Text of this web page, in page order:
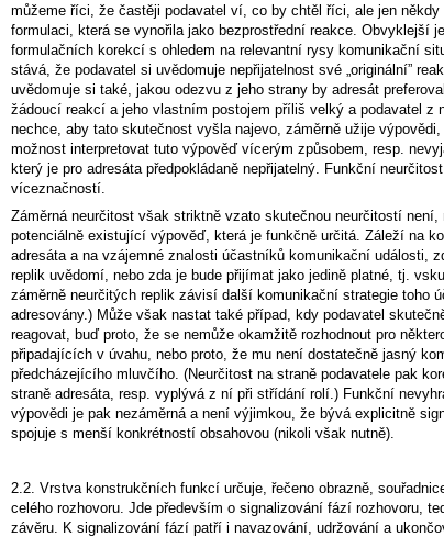
můžeme říci, že častěji podavatel ví, co by chtěl říci, ale jen
formulaci, která se vynořila jako bezprostřední reakce. Obvyklejší
formulačních korekcí s ohledem na relevantní rysy komunikační
stává, že podavatel si uvědomuje nepřijatelnost své „originální”
uvědomuje si také, jakou odezvu z jeho strany by adresát
žádoucí reakcí a jeho vlastním postojem příliš velký a podavatel z
nechce, aby tato skutečnost vyšla najevo, záměrně užije
možnost interpretovat tuto výpověď vícerým způsobem, resp.
který je pro adresáta předpokládaně nepřijatelný. Funkční
víceznačností.
Záměrná neurčitost však striktně vzato skutečnou neurčitostí
potenciálně existující výpověď, která je funkčně určitá. Záleží na
adresáta a na vzájemné znalosti účastníků komunikační události,
replik uvědomí, nebo zda je bude přijímat jako jedině platné, tj.
záměrně neurčitých replik závisí další komunikační strategie toho
adresovány.) Může však nastat také případ, kdy podavatel
reagovat, buď proto, že se nemůže okamžitě rozhodnout pro
připadajících v úvahu, nebo proto, že mu není dostatečně jasný
předcházejícího mluvčího. (Neurčitost na straně podavatele pak
straně adresáta, resp. vyplývá z ní při střídání rolí.) Funkční
výpovědi je pak nezáměrná a není výjimkou, že bývá explicitně
spojuje s menší konkrétností obsahovou (nikoli však nutně).
2.2. Vrstva konstrukčních funkcí určuje, řečeno obrazně,
celého rozhovoru. Jde především o signalizování fází rozhovoru,
závěru. K signalizování fází patří i navazování, udržování a